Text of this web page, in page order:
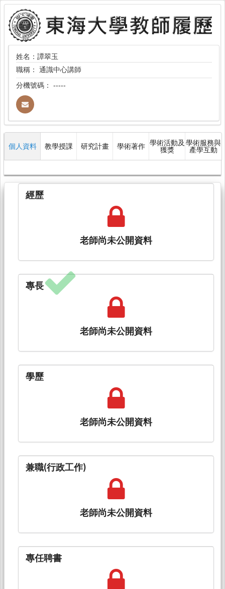
姓名：譚翠玉
職稱： 通識中心講師
分機號碼： -----
個人資料 教學授課 研究計畫 學術著作 學術活動及
獲獎
學術服務與
產學互動
經歷
老師尚未公開資料
專長
老師尚未公開資料
學歷
老師尚未公開資料
兼職(行政工作)
老師尚未公開資料
專任聘書